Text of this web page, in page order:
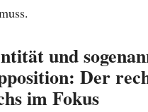
und
Der
im Fokus